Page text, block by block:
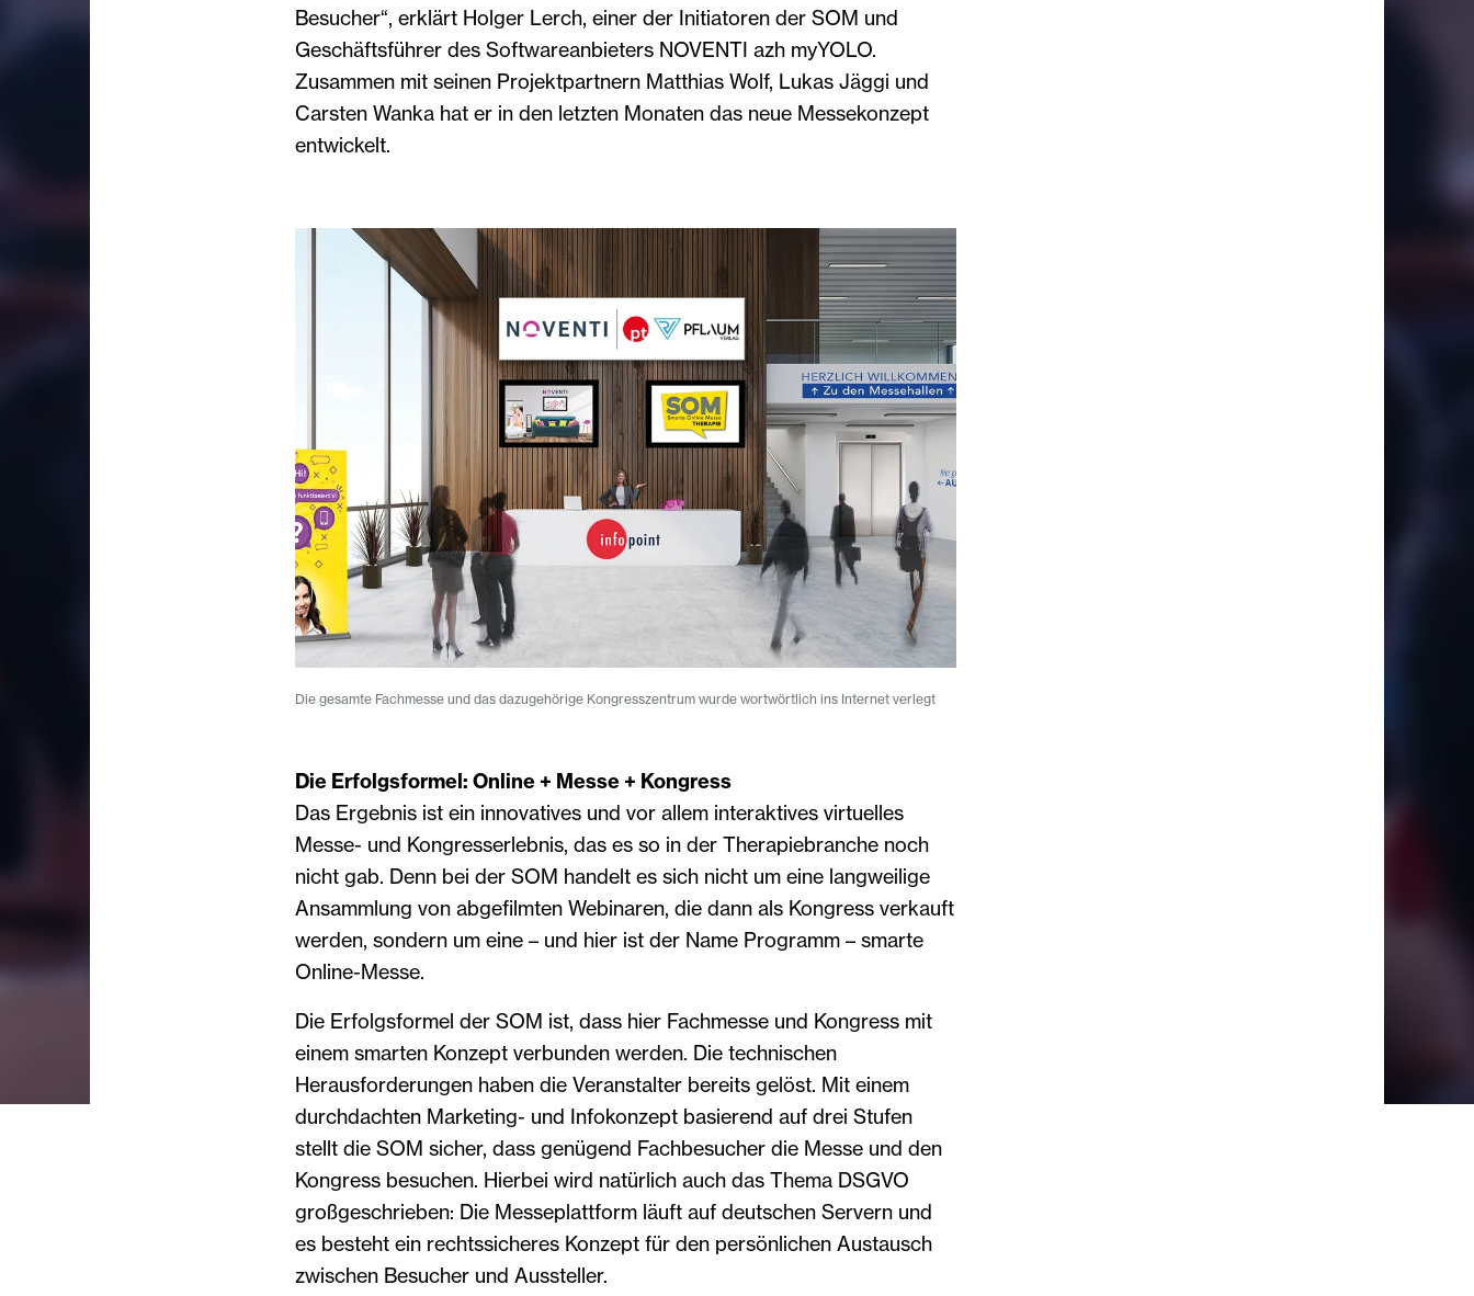
Besucher“, erklärt Holger Lerch, einer der Initiatoren der SOM und
Geschäftsführer des Softwareanbieters NOVENTI azh myYOLO.
Zusammen mit seinen Projektpartnern Matthias Wolf, Lukas Jäggi und
Carsten Wanka hat er in den letzten Monaten das neue Messekonzept
entwickelt.
Die gesamte Fachmesse und das dazugehörige Kongresszentrum wurde wortwörtlich ins Internet verlegt
Die Erfolgsformel: Online + Messe + Kongress
Das Ergebnis ist ein innovatives und vor allem interaktives virtuelles
Messe- und Kongresserlebnis, das es so in der Therapiebranche noch
nicht gab. Denn bei der SOM handelt es sich nicht um eine langweilige
Ansammlung von abgefilmten Webinaren, die dann als Kongress verkauft
werden, sondern um eine – und hier ist der Name Programm – smarte
Online-Messe.
Die Erfolgsformel der SOM ist, dass hier Fachmesse und Kongress mit
einem smarten Konzept verbunden werden. Die technischen
Herausforderungen haben die Veranstalter bereits gelöst. Mit einem
durchdachten Marketing- und Infokonzept basierend auf drei Stufen
stellt die SOM sicher, dass genügend Fachbesucher die Messe und den
Kongress besuchen. Hierbei wird natürlich auch das Thema DSGVO
großgeschrieben: Die Messeplattform läuft auf deutschen Servern und
es besteht ein rechtssicheres Konzept für den persönlichen Austausch
zwischen Besucher und Aussteller.